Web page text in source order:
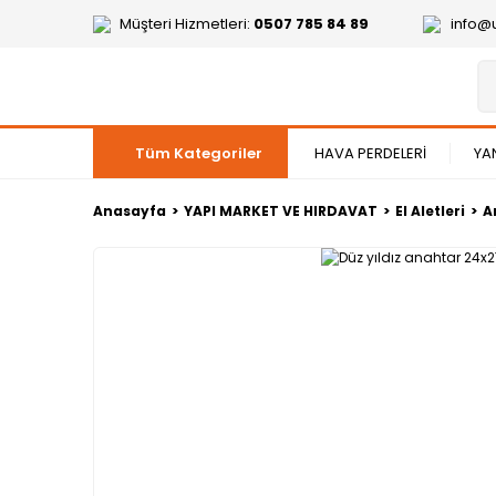
Müşteri Hizmetleri: 0507 785 84 89
Tüm Kategoriler HAVA PERDELERİ
Anasayfa YAPI MARKET VE HIRDAVAT El Aletleri